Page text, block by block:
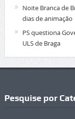
Noite Branca de
dias de animação
PS questiona
ULS de Braga
Pesquise por